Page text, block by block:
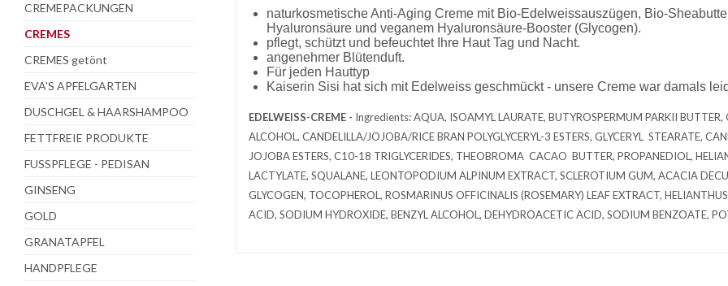
CREMEPACKUNGEN
CREMES
CREMES getönt
EVA'S APFELGARTEN
DUSCHGEL & HAARSHAMPOO
FETTFREIE PRODUKTE
FUSSPFLEGE - PEDISAN
GINSENG
GOLD
GRANATAPFEL
HANDPFLEGE
naturkosmetische Anti-Aging Creme mit Bio-Edelweissauszügen, Bio-
Hyaluronsäure und veganem Hyaluronsäure-Booster (Glycogen).
pflegt, schützt und befeuchtet Ihre Haut Tag und Nacht.
angenehmer Blütenduft.
Für jeden Hauttyp
Kaiserin Sisi hat sich mit Edelweiss geschmückt - unsere Creme war damals
EDELWEISS-CREME - Ingredients: AQUA, ISOAMYL LAURATE, BUTYROSPERMUM PARKII BUTTER,
ALCOHOL, CANDELILLA/JOJOBA/RICE BRAN POLYGLYCERYL-3 ESTERS, GLYCERYL STEARATE,
JOJOBA ESTERS, C10-18 TRIGLYCERIDES, THEOBROMA CACAO BUTTER, PROPANEDIOL,
LACTYLATE, SQUALANE, LEONTOPODIUM ALPINUM EXTRACT, SCLEROTIUM GUM, ACACIA
GLYCOGEN, TOCOPHEROL, ROSMARINUS OFFICINALIS (ROSEMARY) LEAF EXTRACT,
ACID, SODIUM HYDROXIDE, BENZYL ALCOHOL, DEHYDROACETIC ACID, SODIUM BENZOATE,